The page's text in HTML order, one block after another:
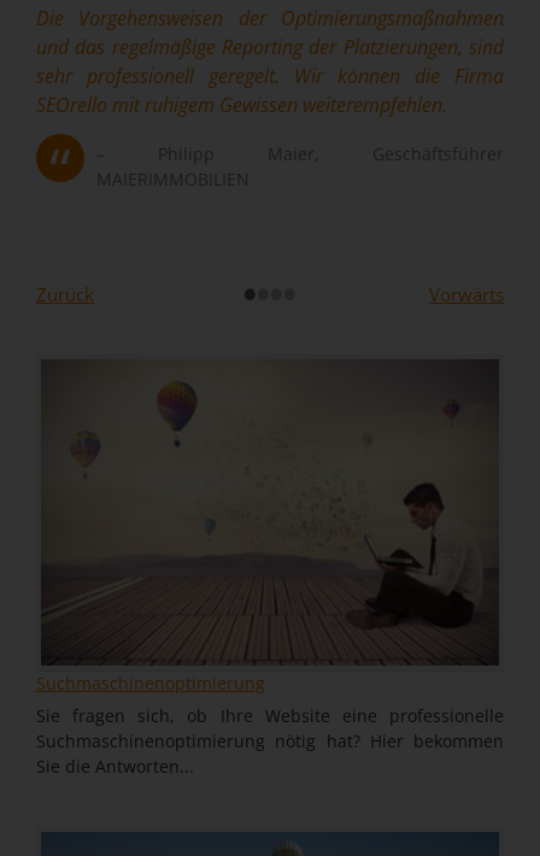
Die Vorgehensweisen der Optimierungsmaßnahmen
und das regelmäßige Reporting der Platzierungen, sind
sehr professionell geregelt. Wir können die Firma
SEOrello mit ruhigem Gewissen weiterempfehlen.
Philipp Maier, Geschäftsführer
MAIERIMMOBILIEN
Zurück • Vorwärts
Suchmaschinenoptimierung
Sie fragen sich, ob Ihre Website eine professionelle
Suchmaschinenoptimierung nötig hat? Hier bekommen
Sie die Antworten...